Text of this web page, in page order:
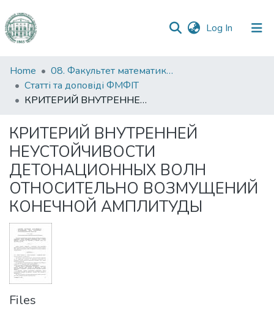
Log In (current)
Communities
&
Collections
Statistics
Home
08. Факультет математики, фізики та інформаційних технологій
Статті та доповіді ФМФІТ
КРИТЕРИЙ ВНУТРЕННЕЙ НЕУСТОЙЧИВОСТИ ДЕТОНАЦИОННЫХ ВОЛН ОТНОСИТЕЛЬНО ВОЗМУЩЕНИЙ КОНЕЧНОЙ АМПЛИТУДЫ
КРИТЕРИЙ ВНУТРЕННЕЙ
НЕУСТОЙЧИВОСТИ
ДЕТОНАЦИОННЫХ ВОЛН
ОТНОСИТЕЛЬНО ВОЗМУЩЕНИЙ
КОНЕЧНОЙ АМПЛИТУДЫ
Files